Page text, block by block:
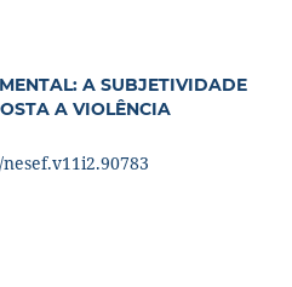
A SUBJETIVIDADE
A VIOLÊNCIA